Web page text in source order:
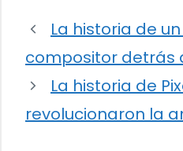
La historia de
compositor detrás
La historia de
revolucionaron la